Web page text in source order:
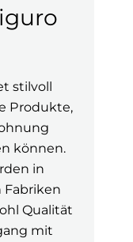
stilvoll
Produkte,
können.
in
Qualität
mit